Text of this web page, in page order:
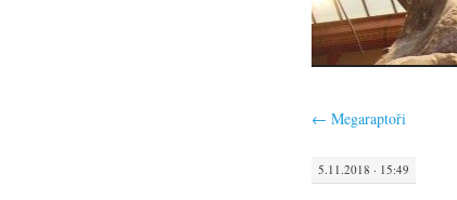
← Megaraptoři
5.11.2018 · 15:49